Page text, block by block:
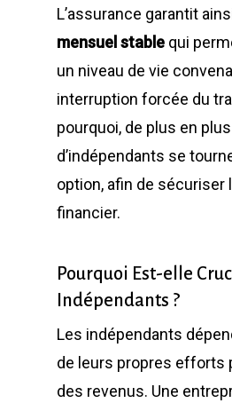
L’assurance garantit
mensuel stable qui
un niveau de vie
interruption forcée du
pourquoi, de plus en plus
d’indépendants se
option, afin de sécuriser
financier.
Pourquoi Est-elle
Indépendants ?
Les indépendants
de leurs propres efforts
des revenus. Une